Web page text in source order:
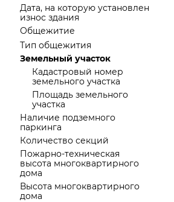
Дата, на которую установлен
износ здания
Общежитие
Тип общежития
Земельный участок
Кадастровый номер
земельного участка
Площадь земельного
участка
Наличие подземного
паркинга
Количество секций
Пожарно-техническая
высота многоквартирного
дома
Высота многоквартирного
дома